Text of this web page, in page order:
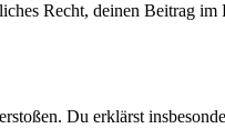
Recht, deinen Beitrag im
Du erklärst